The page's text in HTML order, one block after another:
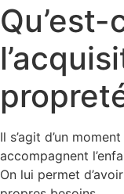
Il s’agit d’un
accompagnent
On lui permet